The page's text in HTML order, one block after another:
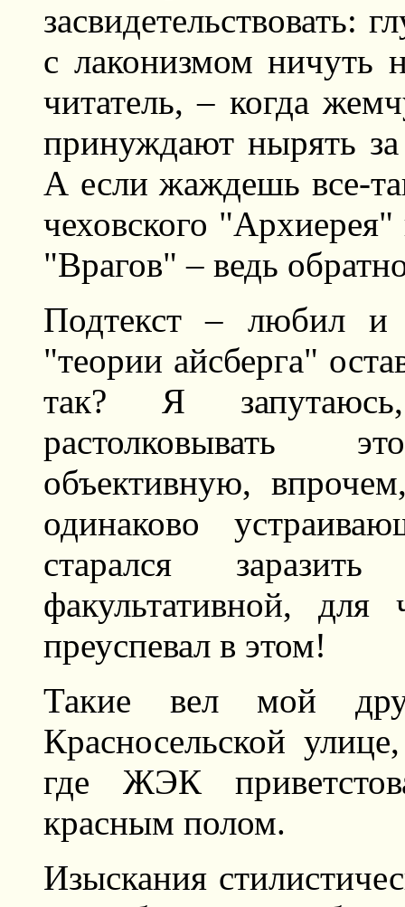
засвидетельствовать:
с лаконизмом ничуть
читатель, – когда
принуждают нырять
А если жаждешь все-
чеховского
"Врагов" – ведь
Подтекст – любил
"теории айсберга"
так? Я
растолковывать
объективную,
одинаково
старался
факультативной,
преуспевал в этом!
Такие вел мой
Красносельской
где ЖЭК
красным полом.
Изыскания